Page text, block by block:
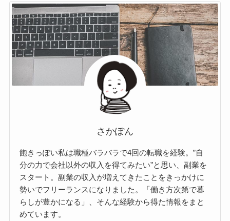
さかぽん
飽きっぽい私は職種バラバラで4回の転職を経験。”自
分の力で会社以外の収入を得てみたい”と思い、副業を
スタート。副業の収入が増えてきたことをきっかけに
勢いでフリーランスになりました。「働き方次第で暮
らしが豊かになる」、そんな経験から得た情報をまと
めています。